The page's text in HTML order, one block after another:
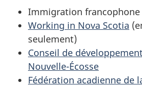
Immigration francophone
Working in Nova Scotia
seulement)
Conseil de
Nouvelle-Écosse
Fédération acadienne de